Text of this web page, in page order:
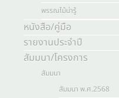
พรรณไม้น่ารู้
หนังสือ/คู่มือ
รายงานประจำปี
สัมมนา/โครงการ
สัมมนา
สัมมนา พ.ศ.2568